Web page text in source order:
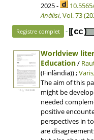
2025 -
Anàlisi,Vol. 73
Registre complet -
16 p, 174.3 KB
Worldview
Education/
(Finlàndia)) ;
The aim of this
might be
needed
positive
perspectives in
are